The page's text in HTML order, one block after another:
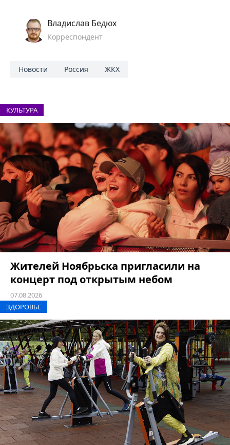
Владислав Бедюх
Корреспондент
Новости Россия ЖКХ
КУЛЬТУРА
Жителей Ноябрьска пригласили на
концерт под открытым небом
07.08.2026
ЗДОРОВЬЕ